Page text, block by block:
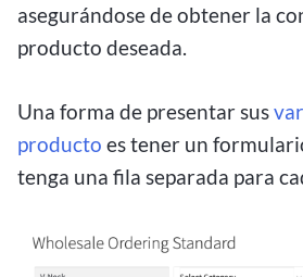
asegurándose de obtener la
producto deseada.
Una forma de presentar sus
producto es tener un
tenga una fila separada para